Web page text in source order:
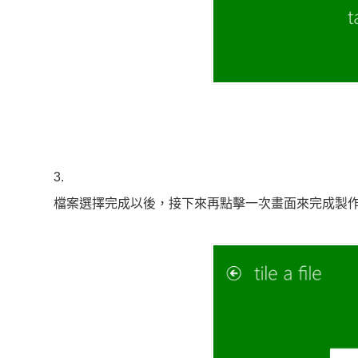
3.
檔案選擇完成以後，接下來再點擊一次畫面來完成製